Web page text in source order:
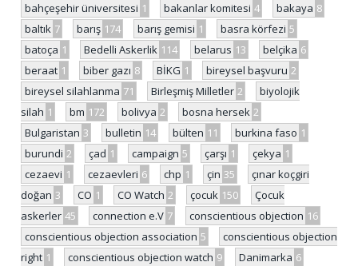
bahçeşehir üniversitesi 1 bakanlar komitesi 4 bakaya 8
baltık 7 barış 174 barış gemisi 1 basra körfezi 5
batoça 1 Bedelli Askerlik 114 belarus 13 belçika 6
beraat 1 biber gazı 8 BİKG 1 bireysel başvuru 2
bireysel silahlanma 71 Birleşmiş Milletler 2
biyolojik
silah 1 bm 172 bolivya 2 bosna hersek 2
Bulgaristan 3 bulletin 14 bülten 11 burkina faso 1
burundi 2 çad 1 campaign 5 çarşı 1 çekya 1
cezaevi 1 cezaevleri 6 chp 1 çin 35
çınar koçgiri
doğan 3 CO 1 CO Watch 2 çocuk 150
Çocuk
askerler 45 connection e.V 7 conscientious objection 16
conscientious objection association 5
conscientious objection
right 1 conscientious objection watch 9 Danimarka 6